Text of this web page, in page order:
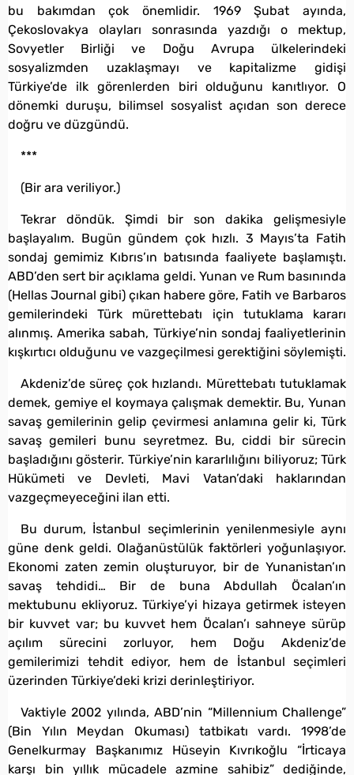
bu bakımdan çok önemlidir. 1969 Şubat ayında,
Çekoslovakya olayları sonrasında yazdığı o mektup,
Sovyetler Birliği ve Doğu Avrupa ülkelerindeki
sosyalizmden uzaklaşmayı ve kapitalizme gidişi
Türkiye’de ilk görenlerden biri olduğunu kanıtlıyor. O
dönemki duruşu, bilimsel sosyalist açıdan son derece
doğru ve düzgündü.
***
(Bir ara veriliyor.)
Tekrar döndük. Şimdi bir son dakika gelişmesiyle
başlayalım. Bugün gündem çok hızlı. 3 Mayıs’ta Fatih
sondaj gemimiz Kıbrıs’ın batısında faaliyete başlamıştı.
ABD’den sert bir açıklama geldi. Yunan ve Rum basınında
(Hellas Journal gibi) çıkan habere göre, Fatih ve Barbaros
gemilerindeki Türk mürettebatı için tutuklama kararı
alınmış. Amerika sabah, Türkiye’nin sondaj faaliyetlerinin
kışkırtıcı olduğunu ve vazgeçilmesi gerektiğini söylemişti.
Akdeniz’de süreç çok hızlandı. Mürettebatı tutuklamak
demek, gemiye el koymaya çalışmak demektir. Bu, Yunan
savaş gemilerinin gelip çevirmesi anlamına gelir ki, Türk
savaş gemileri bunu seyretmez. Bu, ciddi bir sürecin
başladığını gösterir. Türkiye’nin kararlılığını biliyoruz; Türk
Hükümeti ve Devleti, Mavi Vatan’daki haklarından
vazgeçmeyeceğini ilan etti.
Bu durum, İstanbul seçimlerinin yenilenmesiyle aynı
güne denk geldi. Olağanüstülük faktörleri yoğunlaşıyor.
Ekonomi zaten zemin oluşturuyor, bir de Yunanistan’ın
savaş tehdidi… Bir de buna Abdullah Öcalan’ın
mektubunu ekliyoruz. Türkiye’yi hizaya getirmek isteyen
bir kuvvet var; bu kuvvet hem Öcalan’ı sahneye sürüp
açılım sürecini zorluyor, hem Doğu Akdeniz’de
gemilerimizi tehdit ediyor, hem de İstanbul seçimleri
üzerinden Türkiye’deki krizi derinleştiriyor.
Vaktiyle 2002 yılında, ABD’nin “Millennium Challenge”
(Bin Yılın Meydan Okuması) tatbikatı vardı. 1998’de
Genelkurmay Başkanımız Hüseyin Kıvrıkoğlu “İrticaya
karşı bin yıllık mücadele azmine sahibiz” dediğinde,